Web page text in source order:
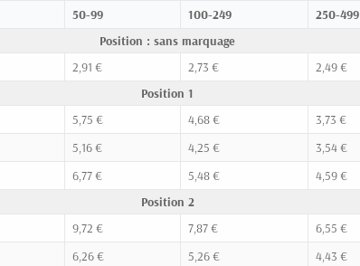
50-99 100-249 250-499
Position : sans marquage
2,91 € 2,73 € 2,49 €
Position 1
5,75 € 4,68 € 3,73 €
5,16 € 4,25 € 3,54 €
6,77 € 5,48 € 4,59 €
Position 2
9,72 € 7,87 € 6,55 €
6,26 € 5,26 € 4,43 €